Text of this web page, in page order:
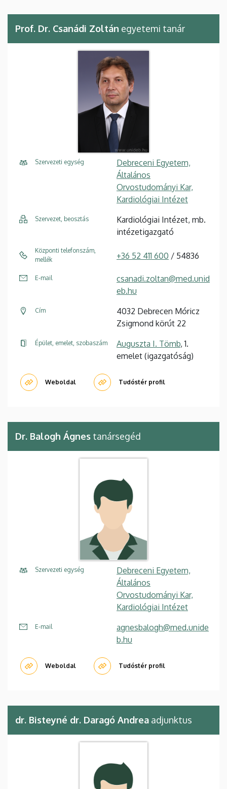
Prof. Dr. Csanádi Zoltán egyetemi tanár
Szervezeti egység
Debreceni Egyetem,
Általános
Orvostudományi Kar,
Kardiológiai Intézet
Szervezet, beosztás
Kardiológiai Intézet, mb.
intézetigazgató
Központi telefonszám,
mellék
+36 52 411 600 / 54836
E-mail
csanadi.zoltan@med.unid
eb.hu
Cím
4032 Debrecen Móricz
Zsigmond körút 22
Épület, emelet, szobaszám Auguszta I. Tömb, 1.
emelet (igazgatóság)
Weboldal Tudóstér profil
Dr. Balogh Ágnes tanársegéd
Szervezeti egység
Debreceni Egyetem,
Általános
Orvostudományi Kar,
Kardiológiai Intézet
E-mail
agnesbalogh@med.unide
b.hu
Weboldal Tudóstér profil
dr. Bisteyné dr. Daragó Andrea adjunktus